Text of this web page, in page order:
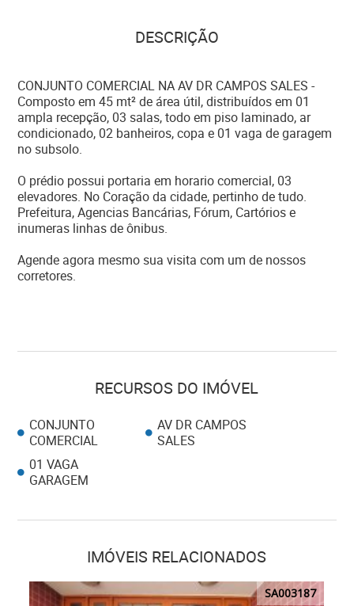
DESCRIÇÃO
CONJUNTO COMERCIAL NA AV DR CAMPOS SALES -
Composto em 45 mt² de área útil, distribuídos em 01
ampla recepção, 03 salas, todo em piso laminado, ar
condicionado, 02 banheiros, copa e 01 vaga de garagem
no subsolo.
O prédio possui portaria em horario comercial, 03
elevadores. No Coração da cidade, pertinho de tudo.
Prefeitura, Agencias Bancárias, Fórum, Cartórios e
inumeras linhas de ônibus.
Agende agora mesmo sua visita com um de nossos
corretores.
RECURSOS DO IMÓVEL
CONJUNTO
COMERCIAL
AV DR CAMPOS
SALES
01 VAGA
GARAGEM
IMÓVEIS RELACIONADOS
SA003187